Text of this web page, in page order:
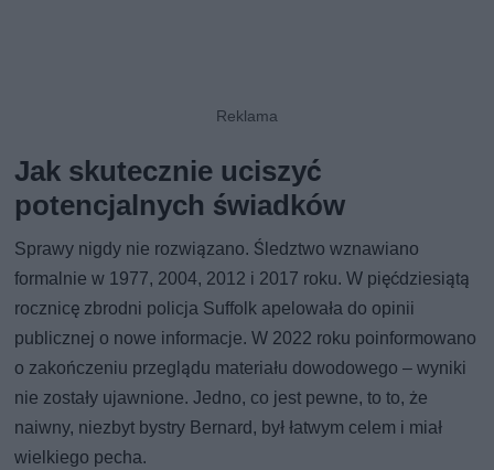
Jak skutecznie uciszyć
potencjalnych świadków
Sprawy nigdy nie rozwiązano. Śledztwo wznawiano
formalnie w 1977, 2004, 2012 i 2017 roku. W pięćdziesiątą
rocznicę zbrodni policja Suffolk apelowała do opinii
publicznej o nowe informacje. W 2022 roku poinformowano
o zakończeniu przeglądu materiału dowodowego – wyniki
nie zostały ujawnione. Jedno, co jest pewne, to to, że
naiwny, niezbyt bystry Bernard, był łatwym celem i miał
wielkiego pecha.